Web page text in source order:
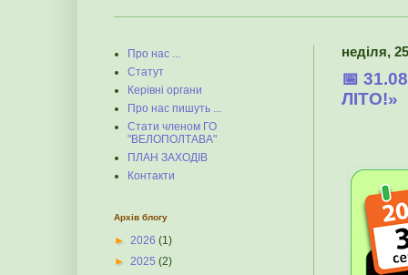
неділя,
📅
ЛІТО!»
Про нас ...
Статут
Керівні органи
Про нас пишуть ...
Стати членом ГО
"ВЕЛОПОЛТАВА"
ПЛАН ЗАХОДІВ
Контакти
Архів блогу
► 2026 (1)
► 2025 (2)